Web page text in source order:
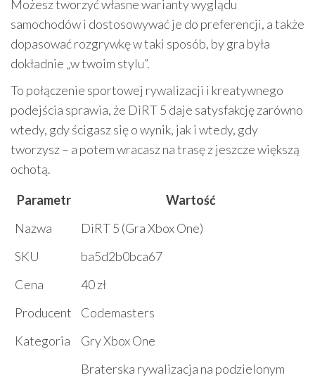
Możesz tworzyć własne warianty wyglądu
samochodów i dostosowywać je do preferencji, a także
dopasować rozgrywkę w taki sposób, by gra była
dokładnie „w twoim stylu”.
To połączenie sportowej rywalizacji i kreatywnego
podejścia sprawia, że DiRT 5 daje satysfakcję zarówno
wtedy, gdy ścigasz się o wynik, jak i wtedy, gdy
tworzysz – a potem wracasz na trasę z jeszcze większą
ochotą.
Parametr
Wartość
Nazwa
DiRT 5 (Gra Xbox One)
SKU
ba5d2b0bca67
Cena
40 zł
Producent
Codemasters
Kategoria
Gry Xbox One
Braterska rywalizacja na podzielonym